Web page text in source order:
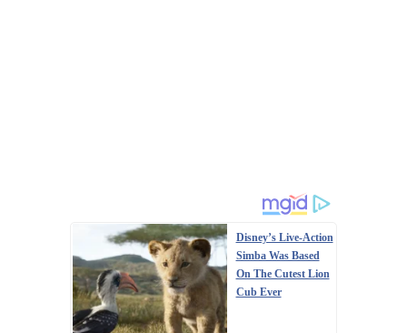
Disney’s Live-Action
Simba Was Based
On The Cutest Lion
Cub Ever